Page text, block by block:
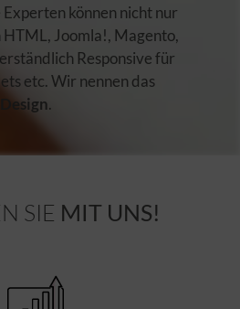
können nicht nur
HTML, Joomla!, Magento,
Responsive für
etc. Wir nennen das
.
SIE MIT UNS!